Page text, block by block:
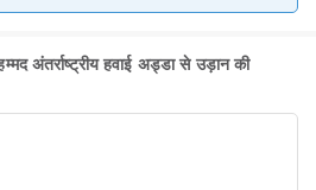
अंतर्राष्ट्रीय हवाई अड्डा से उड़ान की